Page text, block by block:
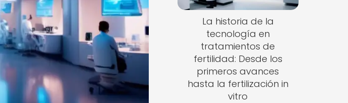
La historia de la
tecnología en
tratamientos de
fertilidad: Desde los
primeros avances
hasta la fertilización in
vitro